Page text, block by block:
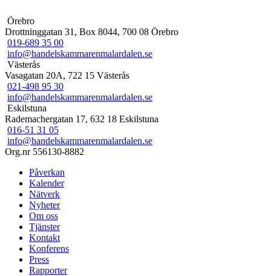
Örebro
Drottninggatan 31, Box 8044, 700 08 Örebro
019-689 35 00
info@handelskammarenmalardalen.se
Västerås
Vasagatan 20A, 722 15 Västerås
021-498 95 30
info@handelskammarenmalardalen.se
Eskilstuna
Rademachergatan 17, 632 18 Eskilstuna
016-51 31 05
info@handelskammarenmalardalen.se
Org.nr 556130-8882
Påverkan
Kalender
Nätverk
Nyheter
Om oss
Tjänster
Kontakt
Konferens
Press
Rapporter